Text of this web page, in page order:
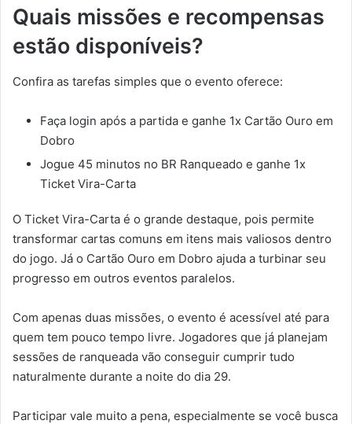
Quais missões e recompensas
estão disponíveis?
Confira as tarefas simples que o evento oferece:
Faça login após a partida e ganhe 1x Cartão Ouro em
Dobro
Jogue 45 minutos no BR Ranqueado e ganhe 1x
Ticket Vira-Carta
O Ticket Vira-Carta é o grande destaque, pois permite
transformar cartas comuns em itens mais valiosos dentro
do jogo. Já o Cartão Ouro em Dobro ajuda a turbinar seu
progresso em outros eventos paralelos.
Com apenas duas missões, o evento é acessível até para
quem tem pouco tempo livre. Jogadores que já planejam
sessões de ranqueada vão conseguir cumprir tudo
naturalmente durante a noite do dia 29.
Participar vale muito a pena, especialmente se você busca